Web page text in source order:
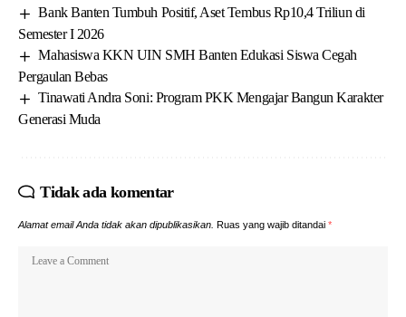
Bank Banten Tumbuh Positif, Aset Tembus Rp10,4 Triliun di
Semester I 2026
Mahasiswa KKN UIN SMH Banten Edukasi Siswa Cegah
Pergaulan Bebas
Tinawati Andra Soni: Program PKK Mengajar Bangun Karakter
Generasi Muda
Tidak ada komentar
Alamat email Anda tidak akan dipublikasikan. Ruas yang wajib ditandai *